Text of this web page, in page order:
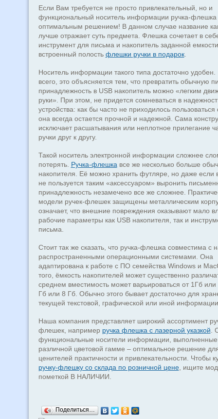
Если Вам требуется не просто привлекательный, но и
функциональный носитель информации ручка-флешка
оптимальным решением! В данном случае название
лучше отражает суть предмета. Флешка сочетает в
инструмент для письма и накопитель заданной
встроенный полость флешки ручки в подарок.
Носитель информации такого типа достаточно
всего, это объясняется тем, что превратить обычную
принадлежность в USB накопитель можно «легким
руки». При этом, не придется сомневаться в
устройства: как бы часто не приходилось
она всегда остается прочной и надежной. Сама
исключает расшатывания или неплотное прилегание
ручки друг к другу.
Такой носитель электронной информации сложнее
потерять. Ручка-флешка все же несколько больше
накопителя. Её можно хранить футляре, но даже если
не пользуется таким «аксессуаром» выронить
принадлежность незамечено все же сложнее.
модели ручек-флешек защищены металлическим
означает, что внешние повреждения оказывают мало
рабочие параметры как USB накопителя, так и
письма.
Стоит так же сказать, что ручка-флешка совместима с
распространенными операционными системами. Она
адаптирована к работе с ПО семейства Windows и
того, ёмкость накопителей может существенно
среднем вместимость может варьироваться от 1Гб
Гб или 8 Гб. Обычно этого бывает достаточно для
текущей текстовой, графической или иной
Наша компания представляет широкий ассортимент
флешек, например ручка флешка с лазерной указкой .
функциональные носители информации, выполненные
различной цветовой гамме – оптимальное решение
ценителей практичности и привлекательности. Чтобы
ручку-флешку со склада по розничной цене, ищите
пометкой В НАЛИЧИИ.
Поделиться…